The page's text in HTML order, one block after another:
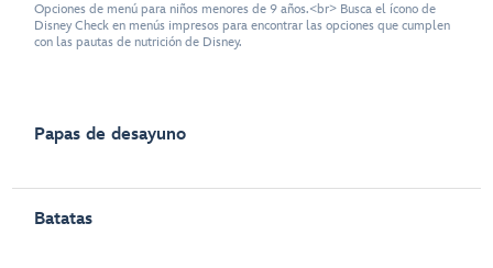
Opciones de menú para niños menores de 9 años.<br> Busca el ícono de
Disney Check en menús impresos para encontrar las opciones que cumplen
con las pautas de nutrición de Disney.
Papas de desayuno
Batatas